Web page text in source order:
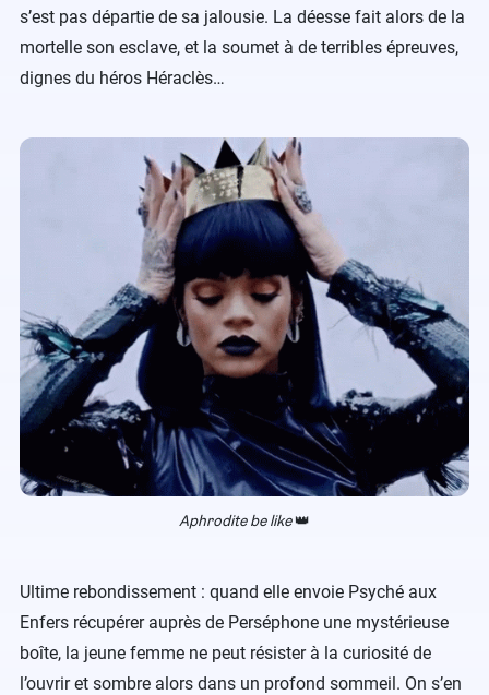
s’est pas départie de sa jalousie. La déesse fait alors de la
mortelle son esclave, et la soumet à de terribles épreuves,
dignes du héros Héraclès…
Aphrodite be like👑
Ultime rebondissement : quand elle envoie Psyché aux
Enfers récupérer auprès de Perséphone une mystérieuse
boîte, la jeune femme ne peut résister à la curiosité de
l’ouvrir et sombre alors dans un profond sommeil. On s’en